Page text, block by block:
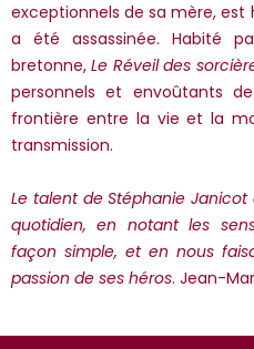
exceptionnels de sa mère, est
a été assassinée. Habité
bretonne,Le Réveil des
personnels et envoûtants
frontière entre la vie et la
transmission.
Le talent de Stéphanie
quotidien, en notant les
façon simple, et en nous
passion de ses héros. Jean-